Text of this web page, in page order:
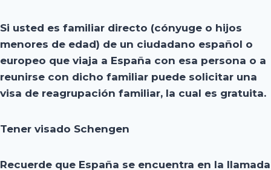
Si usted es familiar directo (cónyuge o hijos
menores de edad) de un ciudadano español o
europeo que viaja a España con esa persona o a
reunirse con dicho familiar puede solicitar una
visa de reagrupación familiar, la cual es gratuita.
Tener visado Schengen
Recuerde que España se encuentra en la llamada